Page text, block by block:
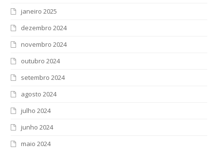
janeiro 2025
dezembro 2024
novembro 2024
outubro 2024
setembro 2024
agosto 2024
julho 2024
junho 2024
maio 2024